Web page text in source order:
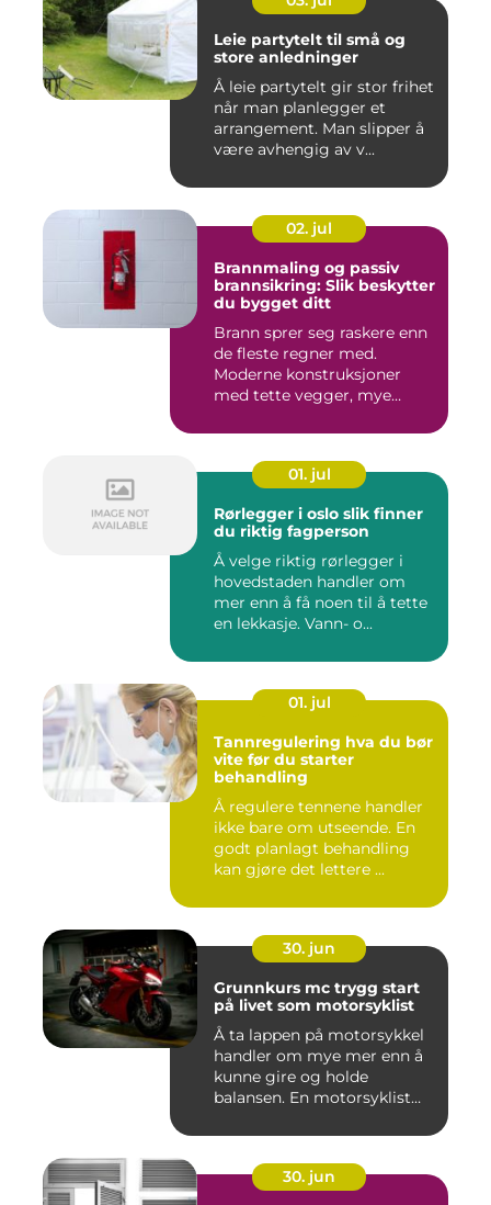
Leie partytelt til små og
store anledninger
Å leie partytelt gir stor frihet
når man planlegger et
arrangement. Man slipper å
være avhengig av v...
02. jul
Brannmaling og passiv
brannsikring: Slik beskytter
du bygget ditt
Brann sprer seg raskere enn
de fleste regner med.
Moderne konstruksjoner
med tette vegger, mye
01. jul
Rørlegger i oslo slik finner
du riktig fagperson
Å velge riktig rørlegger i
hovedstaden handler om
mer enn å få noen til å tette
en lekkasje. Vann- o...
01. jul
Tannregulering hva du bør
vite før du starter
behandling
Å regulere tennene handler
ikke bare om utseende. En
godt planlagt behandling
kan gjøre det lettere ...
30. jun
Grunnkurs mc trygg start
på livet som motorsyklist
Å ta lappen på motorsykkel
handler om mye mer enn å
kunne gire og holde
balansen. En motorsyklist
30. jun